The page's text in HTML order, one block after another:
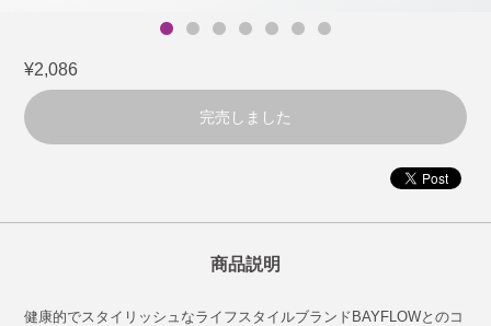
¥2,086
完売しました
商品説明
健康的でスタイリッシュなライフスタイルブランドBAYFLOWとのコ